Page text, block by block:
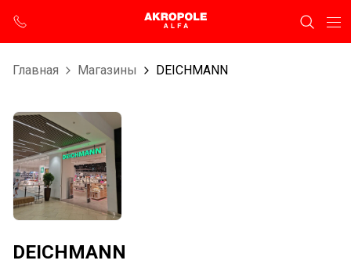
Главная Магазины DEICHMANN
DEICHMANN